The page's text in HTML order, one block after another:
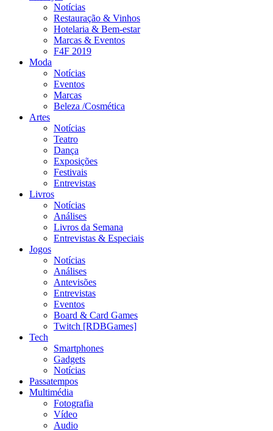
Notícias
Restauração & Vinhos
Hotelaria & Bem-estar
Marcas & Eventos
F4F 2019
Moda
Notícias
Eventos
Marcas
Beleza /Cosmética
Artes
Notícias
Teatro
Dança
Exposições
Festivais
Entrevistas
Livros
Notícias
Análises
Livros da Semana
Entrevistas & Especiais
Jogos
Notícias
Análises
Antevisões
Entrevistas
Eventos
Board & Card Games
Twitch [RDBGames]
Tech
Smartphones
Gadgets
Notícias
Passatempos
Multimédia
Fotografia
Vídeo
Audio